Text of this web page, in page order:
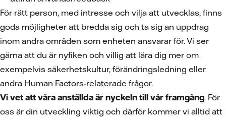
För rätt person, med intresse och vilja att utvecklas, finns
goda möjligheter att bredda sig och ta sig an uppdrag
inom andra områden som enheten ansvarar för. Vi ser
gärna att du är nyfiken och villig att lära dig mer om
exempelvis säkerhetskultur, förändringsledning eller
andra Human Factors-relaterade frågor.
Vi vet att våra anställda är nyckeln till vår framgång. För
oss är din utveckling viktig och därför kommer vi alltid att